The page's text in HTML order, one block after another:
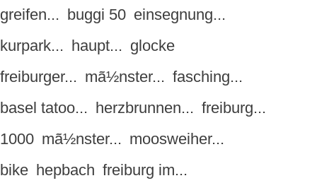
greifen... buggi 50 einsegnung...
kurpark... haupt... glocke
freiburger... mã½nster... fasching...
basel tatoo... herzbrunnen... freiburg...
1000 mã½nster... moosweiher...
bike hepbach freiburg im...